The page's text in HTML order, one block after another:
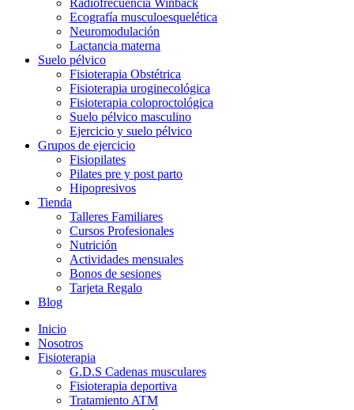
Radiofrecuencia Winback
Ecografía musculoesquelética
Neuromodulación
Lactancia materna
Suelo pélvico
Fisioterapia Obstétrica
Fisioterapia uroginecológica
Fisioterapia coloproctológica
Suelo pélvico masculino
Ejercicio y suelo pélvico
Grupos de ejercicio
Fisiopilates
Pilates pre y post parto
Hipopresivos
Tienda
Talleres Familiares
Cursos Profesionales
Nutrición
Actividades mensuales
Bonos de sesiones
Tarjeta Regalo
Blog
Inicio
Nosotros
Fisioterapia
G.D.S Cadenas musculares
Fisioterapia deportiva
Tratamiento ATM